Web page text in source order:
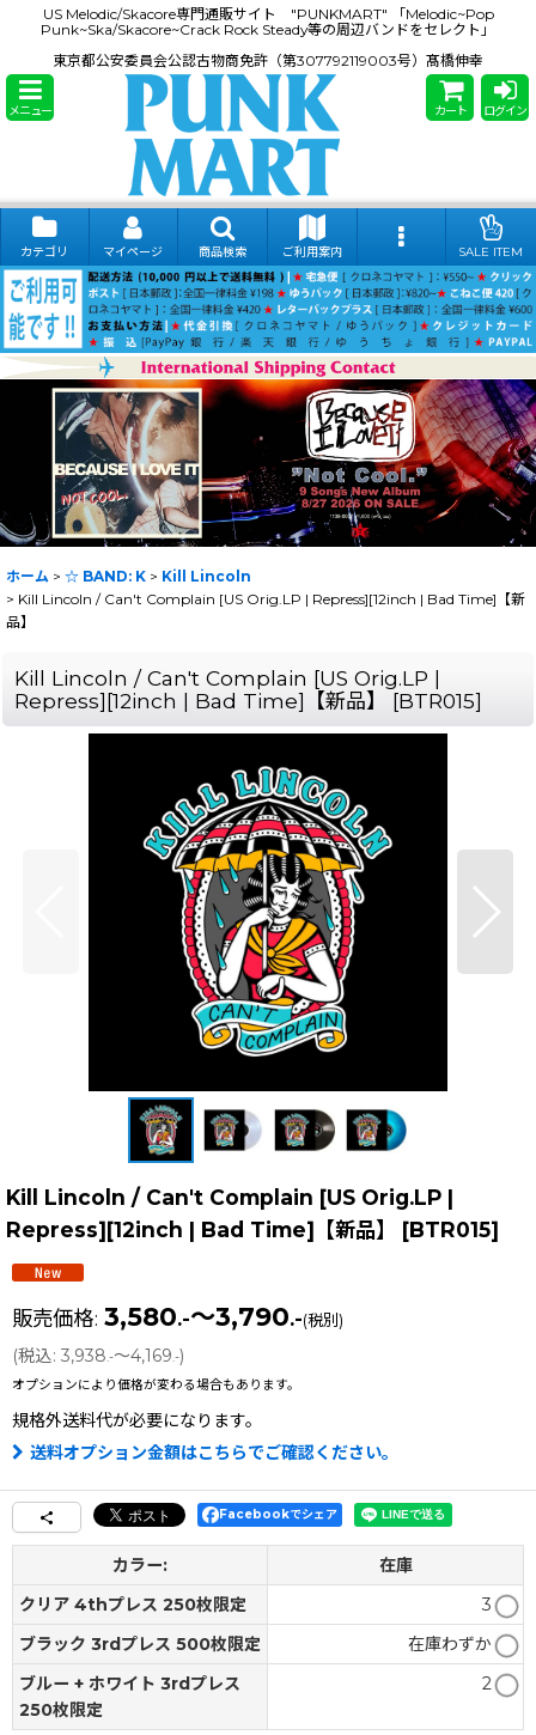
US Melodic/Skacore専門通販サイト "PUNKMART" 「Melodic~Pop
Punk~Ska/Skacore~Crack Rock Steady等の周辺バンドをセレクト」
東京都公安委員会公認古物商免許（第307792119003号）髙橋伸幸
メニュー カート ログイン
カテゴリ マイページ 商品検索 ご利用案内 SALE ITEM
ホーム > ☆ BAND: K > Kill Lincoln
> Kill Lincoln / Can't Complain [US Orig.LP | Repress][12inch | Bad Time]【新
品】
Kill Lincoln / Can't Complain [US Orig.LP |
Repress][12inch | Bad Time]【新品】
[BTR015]
Kill Lincoln / Can't Complain [US Orig.LP |
Repress][12inch | Bad Time]【新品】
[BTR015]
販売価格: 3,580.-～3,790.-(税別)
(税込: 3,938.-～4,169.-)
オプションにより価格が変わる場合もあります。
規格外送料代が必要になります。
送料オプション金額はこちらでご確認ください。
Facebookでシェア
カラー:
在庫
クリア 4thプレス 250枚限定
3
ブラック 3rdプレス 500枚限定
在庫わずか
ブルー + ホワイト 3rdプレス
250枚限定
2